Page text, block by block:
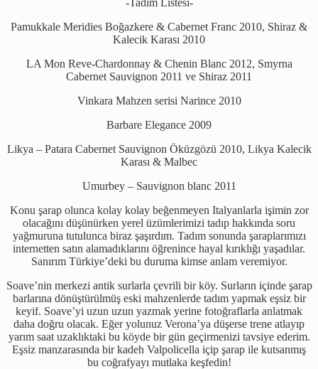
Pamukkale Meridies Boğazkere & Cabernet Franc 2010, Shiraz &
Kalecik Karası 2010
LA Mon Reve-Chardonnay & Chenin Blanc 2012, Smyrna
Cabernet Sauvignon 2011 ve Shiraz 2011
Vinkara Mahzen serisi Narince 2010
Barbare Elegance 2009
Likya – Patara Cabernet Sauvignon Öküzgözü 2010, Likya Kalecik
Karası & Malbec
Umurbey – Sauvignon blanc 2011
Konu şarap olunca kolay kolay beğenmeyen Italyanlarla işimin zor
olacağını düşünürken yerel üzümlerimizi tadıp hakkında soru
yağmuruna tutulunca biraz şaşırdım. Tadım sonunda şaraplarımızı
internetten satın alamadıklarını öğrenince hayal kırıklığı yaşadılar.
Sanırım Türkiye’deki bu duruma kimse anlam veremiyor.
Soave’nin merkezi antik surlarla çevrili bir köy. Surların içinde şarap
barlarına dönüştürülmüş eski mahzenlerde tadım yapmak eşsiz bir
keyif. Soave’yi uzun uzun yazmak yerine fotoğraflarla anlatmak
daha doğru olacak. Eğer yolunuz Verona’ya düşerse trene atlayıp
yarım saat uzaklıktaki bu köyde bir gün geçirmenizi tavsiye ederim.
Eşsiz manzarasında bir kadeh Valpolicella içip şarap ile kutsanmış
bu coğrafyayı mutlaka keşfedin!